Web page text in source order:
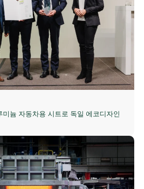
미늄 자동차용 시트로 독일 에코디자인